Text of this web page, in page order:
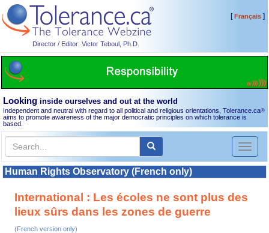
Director / Editor: Victor Teboul, Ph.D.
[Français]
Looking inside ourselves and out at the world
Independent and neutral with regard to all political and religious orientations, Tolerance.ca®
aims to promote awareness of the major democratic principles on which tolerance is
based.
Toggle
Human Rights Observatory (French only)
International : Les écoles ne sont plus des
lieux sûrs dans les zones de guerre
(French version only)